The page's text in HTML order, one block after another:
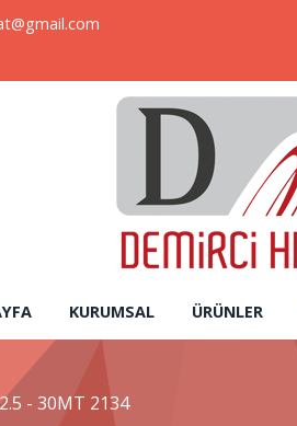
KURUMSAL ÜRÜNLER
- 30MT 2134